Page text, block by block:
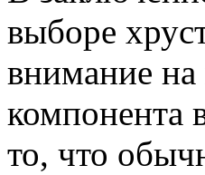
выборе
внимание на
компонента
то, что